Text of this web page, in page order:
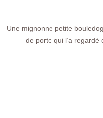
Une mignonne petite
de porte qui l’a